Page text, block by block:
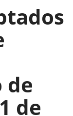
externa.
de
de